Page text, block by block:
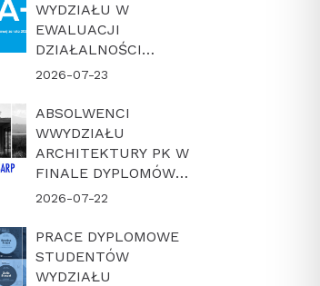
WYDZIAŁU W
EWALUACJI
DZIAŁALNOŚCI
NAUKOWEJ W
2026-07-23
ABSOLWENCI
WWYDZIAŁU
ARCHITEKTURY PK W
FINALE DYPLOMÓW
ROKU BDA-SARP 2026
2026-07-22
PRACE DYPLOMOWE
STUDENTÓW
WYDZIAŁU